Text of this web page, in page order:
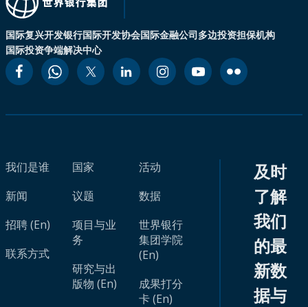
国际复兴开发银行国际开发协会国际金融公司多边投资担保机构
国际投资争端解决中心
我们是谁
新闻
招聘 (En)
联系方式
国家
议题
项目与业
务
研究与出
版物 (En)
活动
数据
世界银行
集团学院
(En)
成果打分
卡 (En)
及时
了解
我们
的最
新数
据与